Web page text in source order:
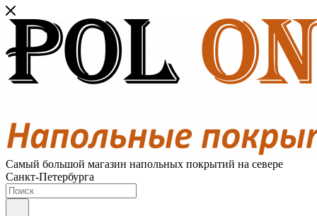
Самый большой магазин напольных покрытий на севере
Санкт-Петербурга